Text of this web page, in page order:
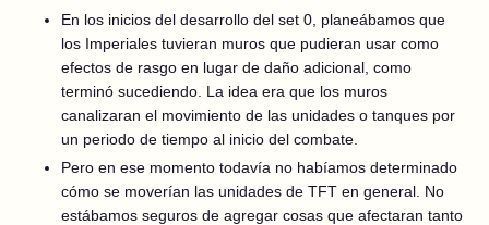
En los inicios del desarrollo del set 0, planeábamos que
los Imperiales tuvieran muros que pudieran usar como
efectos de rasgo en lugar de daño adicional, como
terminó sucediendo. La idea era que los muros
canalizaran el movimiento de las unidades o tanques por
un periodo de tiempo al inicio del combate.
Pero en ese momento todavía no habíamos determinado
cómo se moverían las unidades de TFT en general. No
estábamos seguros de agregar cosas que afectaran tanto